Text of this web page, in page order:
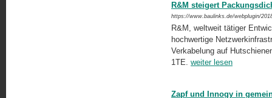
R&M steigert
https://www.baulinks.de/webplugin/
R&M, weltweit tätiger
hochwertige
Verkabelung auf
1TE. weiter lesen
Zapf und Innogy in